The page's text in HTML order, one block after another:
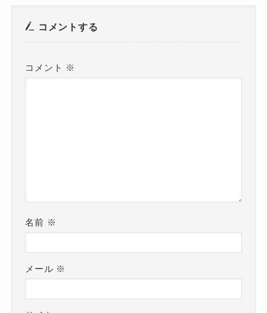
コメントする
コメント ※
名前 ※
メール ※